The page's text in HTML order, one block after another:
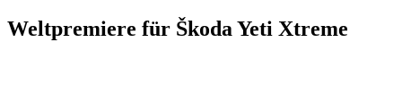
Weltpremiere für Škoda Yeti Xtreme